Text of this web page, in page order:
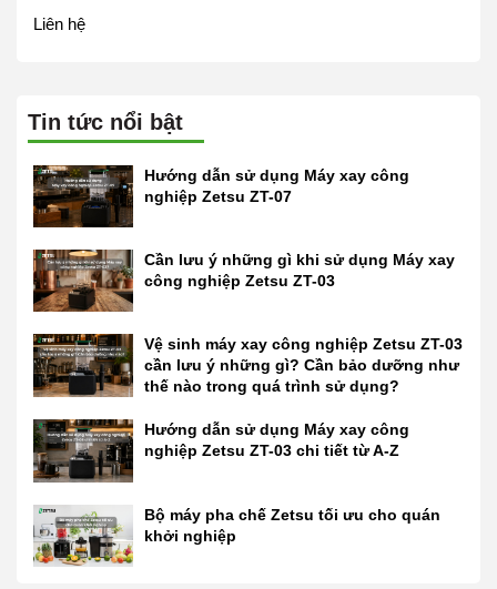
Liên hệ
Tin tức nổi bật
Hướng dẫn sử dụng Máy xay công
nghiệp Zetsu ZT-07
Cần lưu ý những gì khi sử dụng Máy xay
công nghiệp Zetsu ZT-03
Vệ sinh máy xay công nghiệp Zetsu ZT-03
cần lưu ý những gì? Cần bảo dưỡng như
thế nào trong quá trình sử dụng?
Hướng dẫn sử dụng Máy xay công
nghiệp Zetsu ZT-03 chi tiết từ A-Z
Bộ máy pha chế Zetsu tối ưu cho quán
khởi nghiệp